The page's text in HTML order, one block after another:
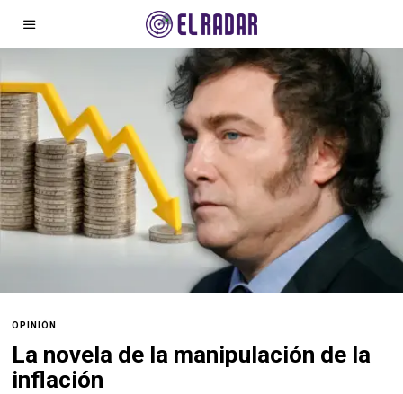
OPINIÓN
La novela de la manipulación de la
inflación